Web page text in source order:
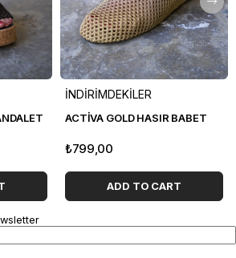
İNDİRİMDEKİLER
ACTİVA GOLD HASIR BABET
₺799,00
ADD TO CART